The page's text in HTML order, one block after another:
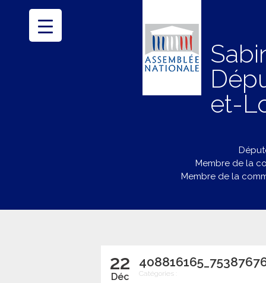
et-
Membre de la
Membre de la
22
Déc Catégories :